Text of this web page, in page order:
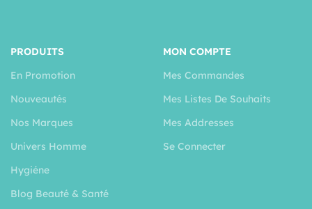
PRODUITS
En Promotion
Nouveautés
Nos Marques
Univers Homme
Hygiéne
Blog Beauté & Santé
MON COMPTE
Mes Commandes
Mes Listes De Souhaits
Mes Addresses
Se Connecter